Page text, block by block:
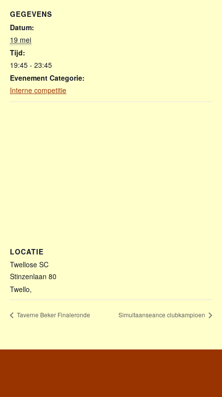
GEGEVENS
Datum:
19 mei
Tijd:
19:45 - 23:45
Evenement Categorie:
Interne competitie
LOCATIE
Twellose SC
Stinzenlaan 80
Twello,
Taverne Beker Finaleronde Simultaanseance clubkampioen